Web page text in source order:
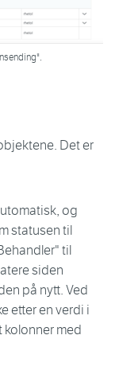
Det er
og
statusen til
til
siden
på nytt. Ved
etter en verdi i
kolonner med